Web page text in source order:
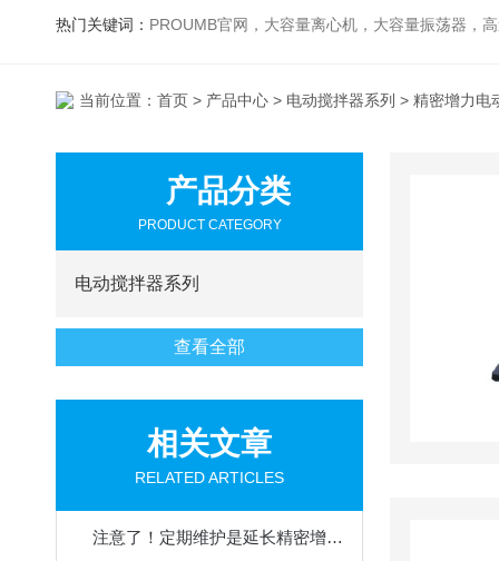
热门关键词： PROUMB官网，大容量离心机，大容量振荡器，高速冷冻离心机，生化、光照、振荡培养箱，磁力搅拌器
当前位置： 首页 > 产品中心 > 电动搅拌器系列 > 精密增力电
产品分类
PRODUCT CATEGORY
电动搅拌器系列
查看全部
相关文章
RELATED ARTICLES
注意了！定期维护是延长精密增力电动搅拌器使用寿命的关键